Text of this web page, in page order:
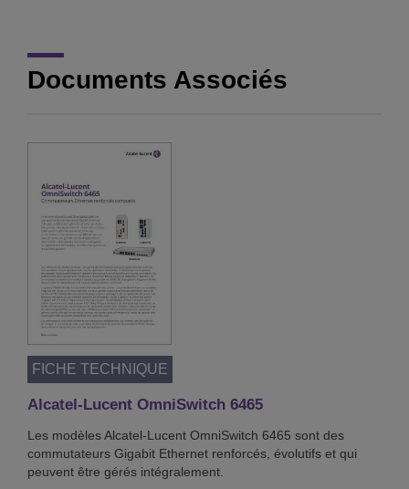
Documents Associés
FICHE TECHNIQUE
Alcatel-Lucent OmniSwitch 6465
Les modèles Alcatel-Lucent OmniSwitch 6465 sont des
commutateurs Gigabit Ethernet renforcés, évolutifs et qui
peuvent être gérés intégralement.